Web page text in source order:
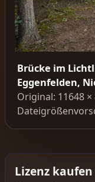
Brücke im
Eggenfelden,
Original: 11648 ×
Lizenz kaufen